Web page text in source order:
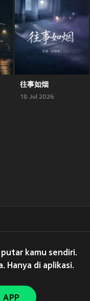
往事如烟
18 Jul 2026
kamu sendiri.
Hanya di aplikasi.
APP